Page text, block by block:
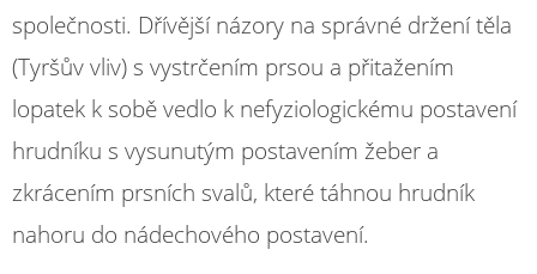
společnosti. Dřívější názory na správné držení těla
(Tyršův vliv) s vystrčením prsou a přitažením
lopatek k sobě vedlo k nefyziologickému postavení
hrudníku s vysunutým postavením žeber a
zkrácením prsních svalů, které táhnou hrudník
nahoru do nádechového postavení.